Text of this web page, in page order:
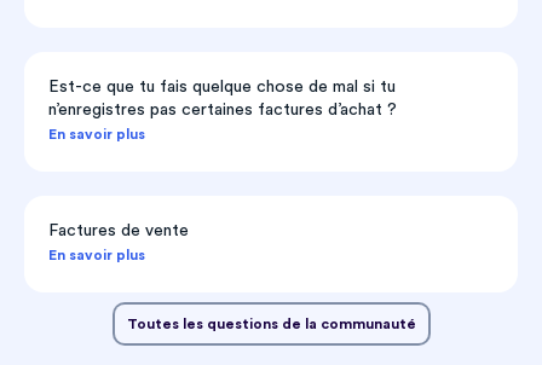
Est-ce que tu fais quelque chose de mal si tu
n’enregistres pas certaines factures d’achat ?
En savoir plus
Factures de vente
En savoir plus
Toutes les questions de la communauté